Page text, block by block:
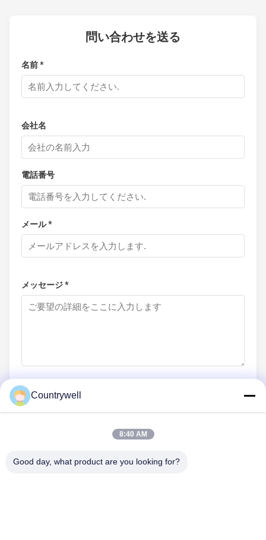
問い合わせを送る
名前 *
会社名
電話番号
メール *
メッセージ *
送信
Countrywell
8:40 AM
Good day, what product are you looking for?